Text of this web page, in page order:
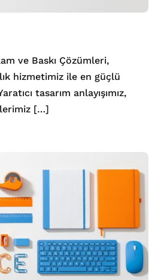
ve Baskı Çözümleri,
hizmetimiz ile en güçlü
tasarım anlayışımız,
[…]